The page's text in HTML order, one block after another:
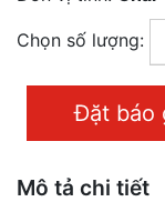
Chọn số lượng:
Đặt báo
Mô tả chi tiết